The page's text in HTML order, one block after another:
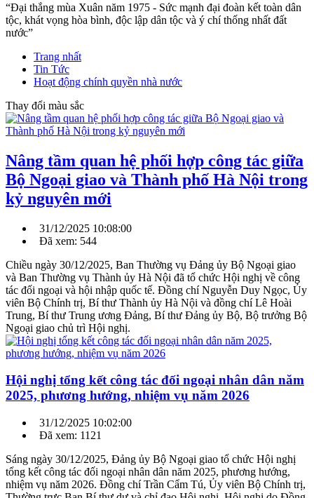
“Đại thắng mùa Xuân năm 1975 - Sức mạnh đại đoàn kết toàn dân
tộc, khát vọng hòa bình, độc lập dân tộc và ý chí thống nhất đất
nước”
Trang nhất
Tin Tức
Hoạt động chính quyền nhà nước
Thay đổi màu sắc
Nâng tầm quan hệ phối hợp công tác giữa
Bộ Ngoại giao và Thành phố Hà Nội trong
kỷ nguyên mới
31/12/2025 10:08:00
Đã xem: 544
Chiều ngày 30/12/2025, Ban Thường vụ Đảng ủy Bộ Ngoại giao
và Ban Thường vụ Thành ủy Hà Nội đã tổ chức Hội nghị về công
tác đối ngoại và hội nhập quốc tế. Đồng chí Nguyễn Duy Ngọc, Ủy
viên Bộ Chính trị, Bí thư Thành ủy Hà Nội và đồng chí Lê Hoài
Trung, Bí thư Trung ương Đảng, Bí thư Đảng ủy Bộ, Bộ trưởng Bộ
Ngoại giao chủ trì Hội nghị.
Hội nghị tổng kết công tác đối ngoại nhân dân năm
2025, phương hướng, nhiệm vụ năm 2026
31/12/2025 10:02:00
Đã xem: 1121
Sáng ngày 30/12/2025, Đảng ủy Bộ Ngoại giao tổ chức Hội nghị
tổng kết công tác đối ngoại nhân dân năm 2025, phương hướng,
nhiệm vụ năm 2026. Đồng chí Trần Cẩm Tú, Ủy viên Bộ Chính trị,